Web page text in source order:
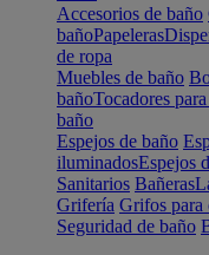
Accesorios de baño
bañoPapeleras
de ropa
Muebles de baño
bañoTocadores
baño
Espejos de baño
iluminadosEspejos
Sanitarios Bañeras
Grifería Grifos para
Seguridad de baño